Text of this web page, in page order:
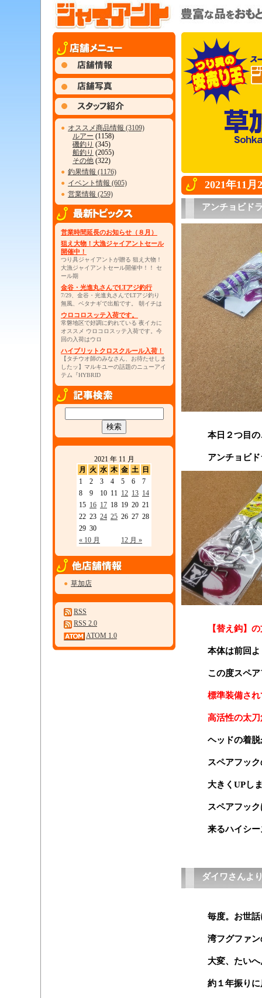
● オススメ商品情報 (3109)
ルアー (1158)
磯釣り (345)
船釣り (2055)
その他 (322)
● 釣果情報 (1176)
● イベント情報 (605)
● 営業情報 (259)
営業時間延長のお知らせ（８月）
狙え大物！大漁ジャイアントセール
開催中！
つり具ジャイアントが贈る 狙え大物！
大漁ジャイアントセール開催中！！ セ
ール期
金谷・光進丸さんでLTアジ釣行
7/29、金谷・光進丸さんでLTアジ釣り
無風、ベタナギで出船です。 朝イチは
ウロコロスッテ入荷です。
常磐地区で好調に釣れている 夜イカに
オススメ ウロコロスッテ入荷です。今
回の入荷はウロ
ハイブリットクロスクルール入荷！
【タチウオ師のみなさん、お待たせしま
したッ】マルキユーの話題のニューアイ
テム『HYBRID
2021 年 11 月
月
火 水 木 金 土 日
« 10 月 12 月 »
1 2 3 4 5 6
7
8
9 10 11 12 13 14
15 16 17 18 19 20 21
22 23 24 25 26 27 28
29 30
● 草加店
RSS
RSS 2.0
ATOM 1.0
2021年11月
アンチョビド
本日２つ目
アンチョビ
【替え鈎】
本体は前回
この度スペ
標準装備さ
高活性の太
ヘッドの着
スペアフッ
大きくUPし
スペアフッ
来るハイシ
ダイワさんよ
毎度。お世
湾フグファ
大変、たい
約１年振り